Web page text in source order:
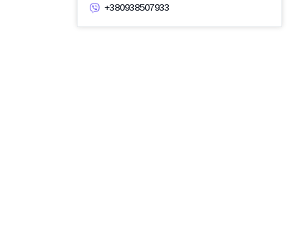
+380938507933